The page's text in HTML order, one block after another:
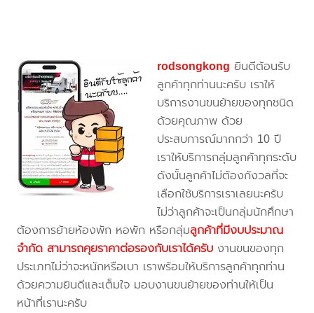
rodsongkong ยินดีต้อนรับ
ลูกค้าทุกท่านนะครับ เราให้
บริการงานขนย้ายของทุกชนิด
ด้วยคุณภาพ ด้วย
ประสบการณ์มากกว่า 10 ปี
เราให้บริการกลุ่มลูกค้าทุกระดับ
ดังนั้นลูกค้าไม่ต้องกังวลที่จะ
เลือกใช้บริการเราเลยนะครับ
ไม่ว่าลูกค้าจะเป็นกลุ่มนักศึกษา
ต้องการย้ายห้องพัก หอพัก หรือกลุ่มลูกค้าที่มีงบประมาณ
จำกัด สามารถคุยราคาต่อรองกับเราได้ครับ งานขนของทุก
ประเภทไม่ว่าจะหนักหรือเบา เราพร้อมให้บริการลูกค้าทุกท่าน
ด้วยความยินดีและเต็มใจ มอบงานขนย้ายของท่านให้เป็น
หน้าที่เรานะครับ